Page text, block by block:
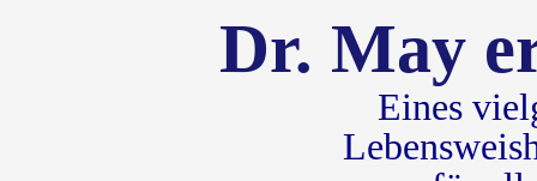
Dr. May
Eines